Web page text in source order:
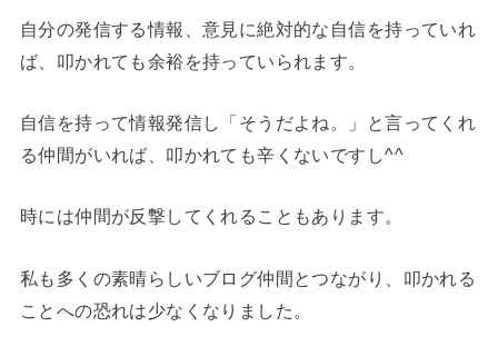
自分の発信する情報、意見に絶対的な自信を持っていれ
ば、叩かれても余裕を持っていられます。
自信を持って情報発信し「そうだよね。」と言ってくれ
る仲間がいれば、叩かれても辛くないですし^^
時には仲間が反撃してくれることもあります。
私も多くの素晴らしいブログ仲間とつながり、叩かれる
ことへの恐れは少なくなりました。